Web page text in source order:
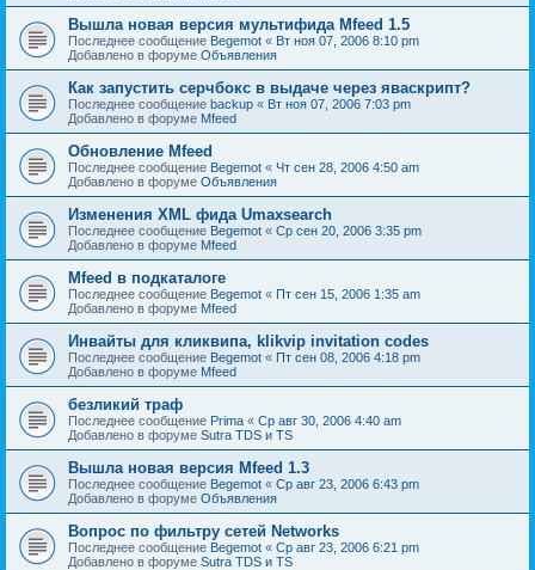
Вышла новая версия мультифида Mfeed 1.5
Последнее сообщение Begemot « Вт ноя 07, 2006 8:10 pm
Добавлено в форуме Объявления
Как запустить серчбокс в выдаче через яваскрипт?
Последнее сообщение backup « Вт ноя 07, 2006 7:03 pm
Добавлено в форуме Mfeed
Обновление Mfeed
Последнее сообщение Begemot « Чт сен 28, 2006 4:50 am
Добавлено в форуме Объявления
Изменения XML фида Umaxsearch
Последнее сообщение Begemot « Ср сен 20, 2006 3:35 pm
Добавлено в форуме Mfeed
Mfeed в подкаталоге
Последнее сообщение Begemot « Пт сен 15, 2006 1:35 am
Добавлено в форуме Mfeed
Инвайты для кликвипа, klikvip invitation codes
Последнее сообщение Begemot « Пт сен 08, 2006 4:18 pm
Добавлено в форуме Mfeed
безликий траф
Последнее сообщение Prima « Ср авг 30, 2006 4:40 am
Добавлено в форуме Sutra TDS и TS
Вышла новая версия Mfeed 1.3
Последнее сообщение Begemot « Ср авг 23, 2006 6:43 pm
Добавлено в форуме Объявления
Вопрос по фильтру сетей Networks
Последнее сообщение Begemot « Ср авг 23, 2006 6:21 pm
Добавлено в форуме Sutra TDS и TS